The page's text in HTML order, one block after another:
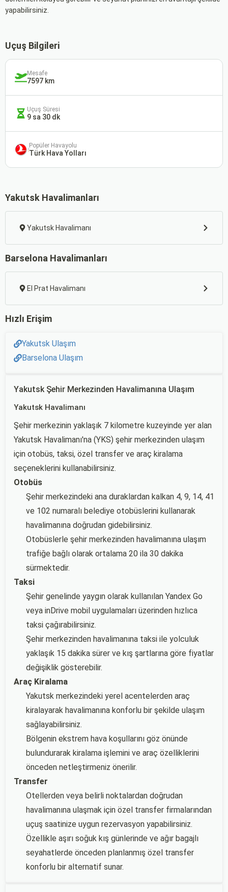
yapabilirsiniz.
Uçuş Bilgileri
Mesafe
7597 km
Uçuş Süresi
9 sa 30 dk
Popüler Havayolu
Türk Hava Yolları
Yakutsk Havalimanları
Yakutsk Havalimanı
Barselona Havalimanları
El Prat Havalimanı
Hızlı Erişim
Yakutsk Ulaşım
Barselona Ulaşım
Yakutsk Şehir Merkezinden Havalimanına Ulaşım
Yakutsk Havalimanı
Şehir merkezinin yaklaşık 7 kilometre kuzeyinde yer alan
Yakutsk Havalimanı'na (YKS) şehir merkezinden ulaşım
için otobüs, taksi, özel transfer ve araç kiralama
seçeneklerini kullanabilirsiniz.
Otobüs
Şehir merkezindeki ana duraklardan kalkan 4, 9, 14, 41
ve 102 numaralı belediye otobüslerini kullanarak
havalimanına doğrudan gidebilirsiniz.
Otobüslerle şehir merkezinden havalimanına ulaşım
trafiğe bağlı olarak ortalama 20 ila 30 dakika
sürmektedir.
Taksi
Şehir genelinde yaygın olarak kullanılan Yandex Go
veya inDrive mobil uygulamaları üzerinden hızlıca
taksi çağırabilirsiniz.
Şehir merkezinden havalimanına taksi ile yolculuk
yaklaşık 15 dakika sürer ve kış şartlarına göre fiyatlar
değişiklik gösterebilir.
Araç Kiralama
Yakutsk merkezindeki yerel acentelerden araç
kiralayarak havalimanına konforlu bir şekilde ulaşım
sağlayabilirsiniz.
Bölgenin ekstrem hava koşullarını göz önünde
bulundurarak kiralama işlemini ve araç özelliklerini
önceden netleştirmeniz önerilir.
Transfer
Otellerden veya belirli noktalardan doğrudan
havalimanına ulaşmak için özel transfer firmalarından
uçuş saatinize uygun rezervasyon yapabilirsiniz.
Özellikle aşırı soğuk kış günlerinde ve ağır bagajlı
seyahatlerde önceden planlanmış özel transfer
konforlu bir alternatif sunar.